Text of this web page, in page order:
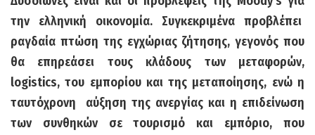
την ελληνική οικονομία. Συγκεκριμένα προβλέπει
ραγδαία πτώση της εγχώριας ζήτησης, γεγονός που
θα επηρεάσει τους κλάδους των μεταφορών,
logistics, του εμπορίου και της μεταποίησης, ενώ η
ταυτόχρονη
αύξηση της ανεργίας και η επιδείνωση
των συνθηκών σε τουρισμό και εμπόριο, που